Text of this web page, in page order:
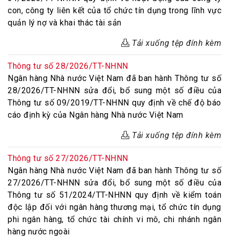
con, công ty liên kết của tổ chức tín dụng trong lĩnh vực
quản lý nợ và khai thác tài sản
Tải xuống tệp đính kèm
Thông tư số 28/2026/TT-NHNN
Ngân hàng Nhà nước Việt Nam đã ban hành Thông tư số
28/2026/TT-NHNN sửa đổi, bổ sung một số điều của
Thông tư số 09/2019/TT-NHNN quy định về chế độ báo
cáo định kỳ của Ngân hàng Nhà nước Việt Nam
Tải xuống tệp đính kèm
Thông tư số 27/2026/TT-NHNN
Ngân hàng Nhà nước Việt Nam đã ban hành Thông tư số
27/2026/TT-NHNN sửa đổi, bổ sung một số điều của
Thông tư số 51/2024/TT-NHNN quy định về kiểm toán
độc lập đối với ngân hàng thương mại, tổ chức tín dụng
phi ngân hàng, tổ chức tài chính vi mô, chi nhánh ngân
hàng nước ngoài